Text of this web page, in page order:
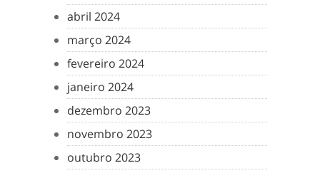
abril 2024
março 2024
fevereiro 2024
janeiro 2024
dezembro 2023
novembro 2023
outubro 2023